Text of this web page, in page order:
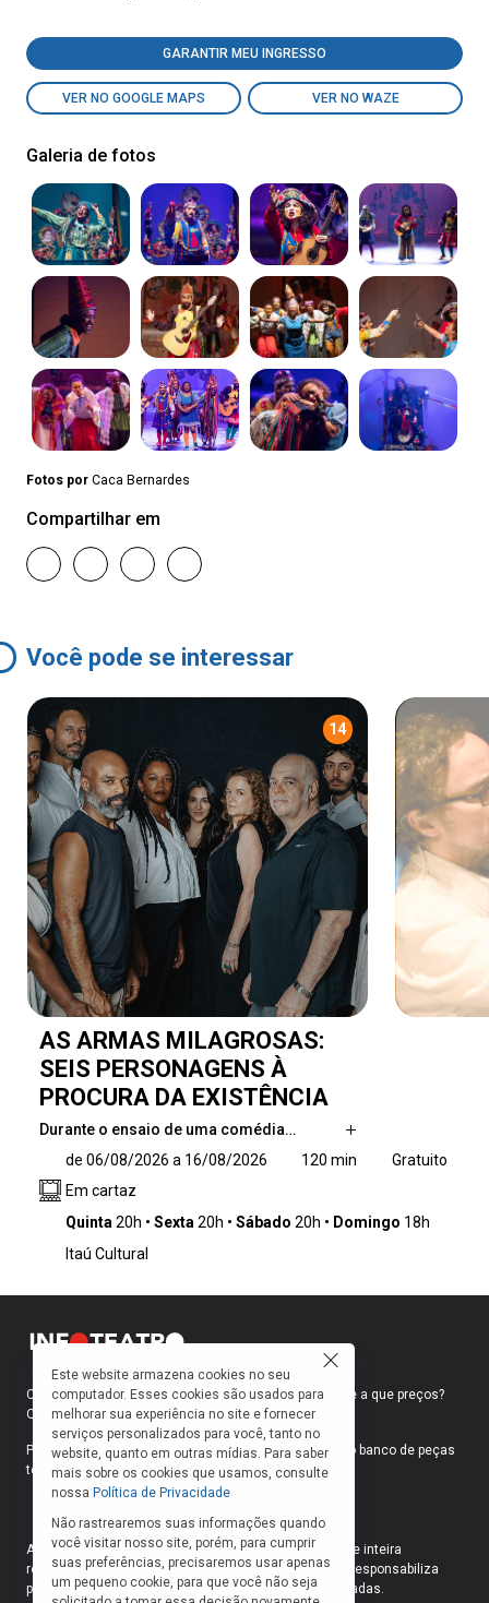
GARANTIR MEU INGRESSO
VER NO GOOGLE MAPS VER NO WAZE
Galeria de fotos
Fotos por Caca Bernardes
Compartilhar em
Você pode se interessar
14
AS ARMAS MILAGROSAS:
SEIS PERSONAGENS À
PROCURA DA EXISTÊNCIA
Durante o ensaio de uma comédia…
Pirandello, um grupo de funcionários negros
do teatro interrompe a cena e reivindica o
direito de narrar a própria história. A partir
em campo simbólico de disputa entre
existência.
de 06/08/2026 a 16/08/2026 120 min
Gratuito
Em cartaz
Quinta 20h Sexta 20h Sábado 20h Domingo 18h
Itaú Cultural
Como faço para ir ao teatro? Onde compro ingressos e a que preços?
Quais peças estão em cartaz?
Para responder a essas e outras perguntas, criamos o banco de peças
teatrais do INFOTEATRO.
As informações das peças cadastradas no site são de inteira
responsabilidade das produções. O Infoteatro não se responsabiliza
pela atualização das informações das peças cadastradas.
Este website armazena cookies no seu
computador. Esses cookies são usados para
melhorar sua experiência no site e fornecer
serviços personalizados para você, tanto no
website, quanto em outras mídias. Para saber
mais sobre os cookies que usamos, consulte
nossa Política de Privacidade
Não rastrearemos suas informações quando
você visitar nosso site, porém, para cumprir
suas preferências, precisaremos usar apenas
um pequeno cookie, para que você não seja